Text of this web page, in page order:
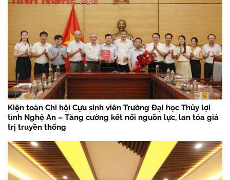
Kiện toàn Chi hội Cựu sinh viên Trường Đại học Thủy lợi
tỉnh Nghệ An – Tăng cường kết nối nguồn lực, lan tỏa giá
trị truyền thống